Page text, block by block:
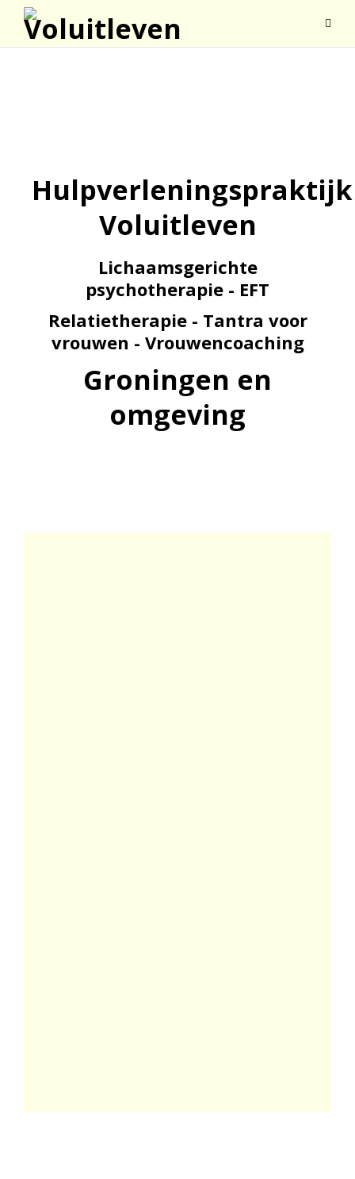
Hulpverleningspraktijk
Voluitleven
Lichaamsgerichte
psychotherapie - EFT
Relatietherapie - Tantra voor
vrouwen - Vrouwencoaching
Groningen en
omgeving